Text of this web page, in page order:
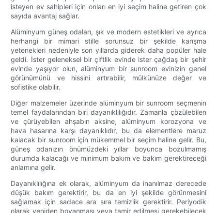
isteyen ev sahipleri için onları en iyi seçim haline getiren çok
sayıda avantaj sağlar.
Alüminyum güneş odaları, şık ve modern estetikleri ve ayrıca
herhangi bir mimari stille sorunsuz bir şekilde karışma
yetenekleri nedeniyle son yıllarda giderek daha popüler hale
geldi. İster geleneksel bir çiftlik evinde ister çağdaş bir şehir
evinde yaşıyor olun, alüminyum bir sunroom evinizin genel
görünümünü ve hissini artırabilir, mülkünüze değer ve
sofistike olabilir.
Diğer malzemeler üzerinde alüminyum bir sunroom seçmenin
temel faydalarından biri dayanıklılığıdır. Zamanla çözülebilen
ve çürüyebilen ahşabın aksine, alüminyum korozyona ve
hava hasarına karşı dayanıklıdır, bu da elementlere maruz
kalacak bir sunroom için mükemmel bir seçim haline gelir. Bu,
güneş odanızın önümüzdeki yıllar boyunca bozulmamış
durumda kalacağı ve minimum bakım ve bakım gerektireceği
anlamına gelir.
Dayanıklılığına ek olarak, alüminyum da inanılmaz derecede
düşük bakım gerektirir, bu da en iyi şekilde görünmesini
sağlamak için sadece ara sıra temizlik gerektirir. Periyodik
olarak yeniden boyanması veya tamir edilmesi gerekebilecek